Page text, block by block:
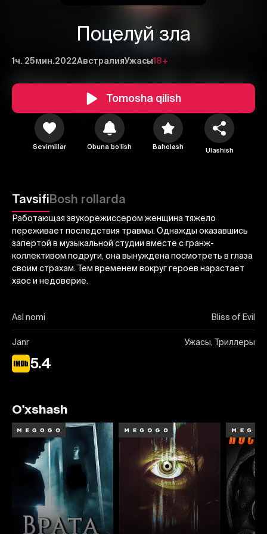
Поцелуй зла
1ч. 25мин.2022АвстралияУжасы18+
Tomosha qilish
Sevimlilar Obuna boʻlish Baholash Ulashish
TavsifiBosh rollarda
Работающая звукорежиссером женщина тяжело
переживает последствия травмы. Однажды оказавшись
запертой в музыкальной студии вместе с гранж-
коллективом подруги, она вынуждена посмотреть в глаза
своим страхам. Тем временем вокруг героев нарастает
хаос и недоверие.
Asl nomi Bliss of Evil
Janr Ужасы, Триллеры
5.4
1 2
Yuborish
O'xshash